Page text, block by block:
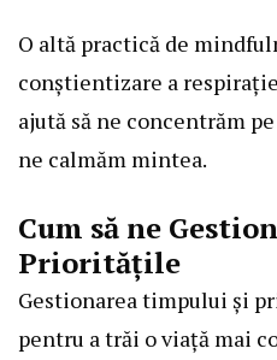
O altă practică de
conștientizare a
ajută să ne concentrăm
ne calmăm mintea.
Cum să ne
Prioritățile
Gestionarea timpului și
pentru a trăi o viață mai